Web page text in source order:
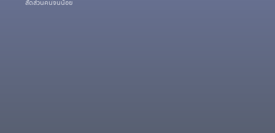
สัดส่วนคนจนน้อย